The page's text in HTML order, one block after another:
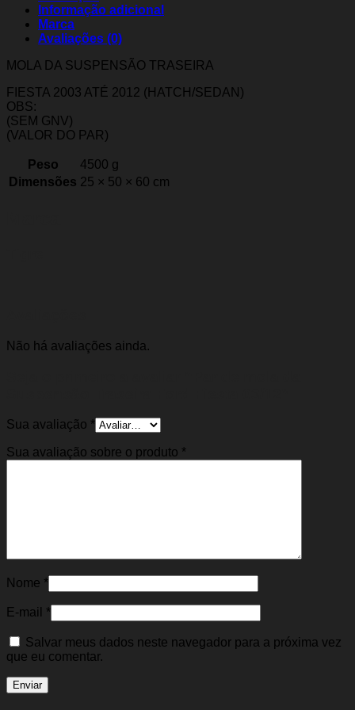
Informação adicional
Marca
Avaliações (0)
MOLA DA SUSPENSÃO TRASEIRA
FIESTA 2003 ATÉ 2012 (HATCH/SEDAN)
OBS:
(SEM GNV)
(VALOR DO PAR)
Peso
4500 g
Dimensões 25 × 50 × 60 cm
Não há avaliações ainda.
Sua avaliação *
Sua avaliação sobre o produto *
Nome *
E-mail *
Salvar meus dados neste navegador para a próxima vez
que eu comentar.